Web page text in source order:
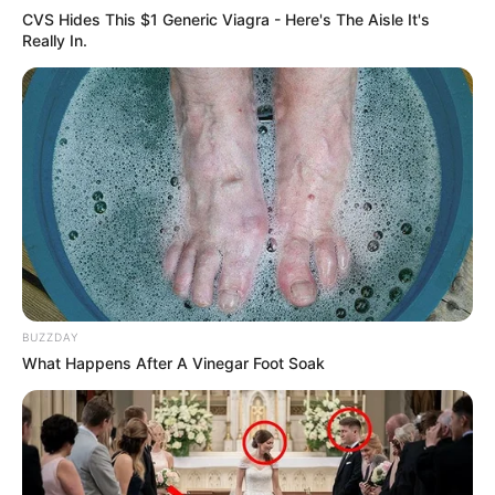
www.supremecourt.gov/opinions/12pdf/12-
Και είναι βεβαιότατο το γεγονός ότι αυτοί θα μπορέσουν
να βγάλουν πάρα, μα πάρα πολλά συμπεράσματα από τις
πληροφορίες που θα βρουν και να ενημερώσουν
πληρέστερα και ‘μας. Στις σελίδες 19 και 20 του
εγγράφου είναι γραμμένο το, απίθανο έως αδιανόητο για
τους φυσιολογικούς ανθρώπους, κείμενο: Το cDNA δεν
παρουσιάζει τα ίδια προβλήματα στην δυνατότητα
κατοχύρωσης με Δίπλωμα Ευρεσιτεχνίας (Πατέντα)
όπως παρουσιάζει το κανονικό DNA το οποίο είναι
δημιούργημα της φύσης.
CVS Hides This $1 Generic Viagra - Here's The Aisle It's
Really In.
BUZZDAY
What Happens After A Vinegar Foot Soak